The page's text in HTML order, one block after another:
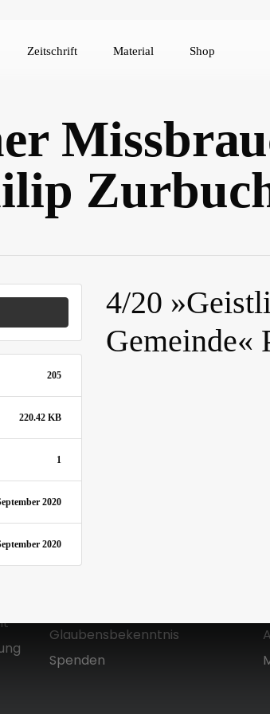
Zeitschrift Material Shop
205
220.42 KB
1
2020
2020
4/20
Gemeinde«
Über uns
Glaubensbekenntnis
Spenden